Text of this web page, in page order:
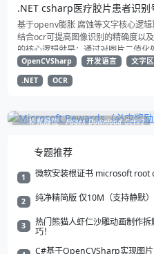
.NET csharp医疗胶片患者识别
基于openv膨胀 腐蚀等文字核心逻
结合ocr可提高图像识别的精确度以
的核心逻辑就是：通过对图片二值
矩形的方块 然后将这些矩形框选出来
过滤规则提取到我们所需要的区域 进
系统整体效率
OpenCVSharp 开发语言 文字
.NET
OCR
补充展位 Pages_Download_Get#2
专题推荐
1 微软安装根证书 microsoft
2 纯净精简版 仅10M（支持静默）
3
热门熊猫人虾仁沙雕动画制作
巧！
C#基于OpenCVSharp实现图